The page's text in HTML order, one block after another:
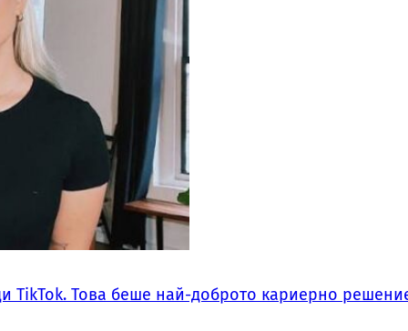
TikTok. Това беше най-доброто кариерно